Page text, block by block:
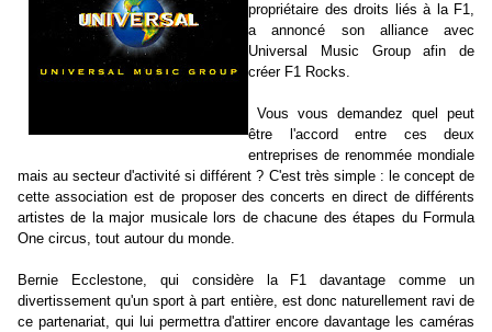
propriétaire des droits liés à la F1,
a annoncé son alliance avec
Universal Music Group afin de
créer F1 Rocks.
Vous vous demandez quel peut
être l'accord entre ces deux
entreprises de renommée mondiale
mais au secteur d'activité si différent ? C'est très simple : le concept de
cette association est de proposer des concerts en direct de différents
artistes de la major musicale lors de chacune des étapes du Formula
One circus, tout autour du monde.
Bernie Ecclestone, qui considère la F1 davantage comme un
divertissement qu'un sport à part entière, est donc naturellement ravi de
ce partenariat, qui lui permettra d'attirer encore davantage les caméras